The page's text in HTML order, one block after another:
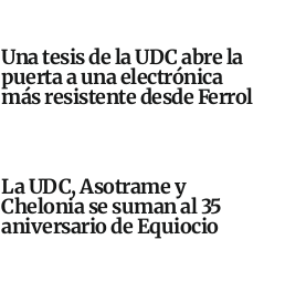
Una tesis de la UDC abre la
puerta a una electrónica
más resistente desde Ferrol
La UDC, Asotrame y
Chelonia se suman al 35
aniversario de Equiocio